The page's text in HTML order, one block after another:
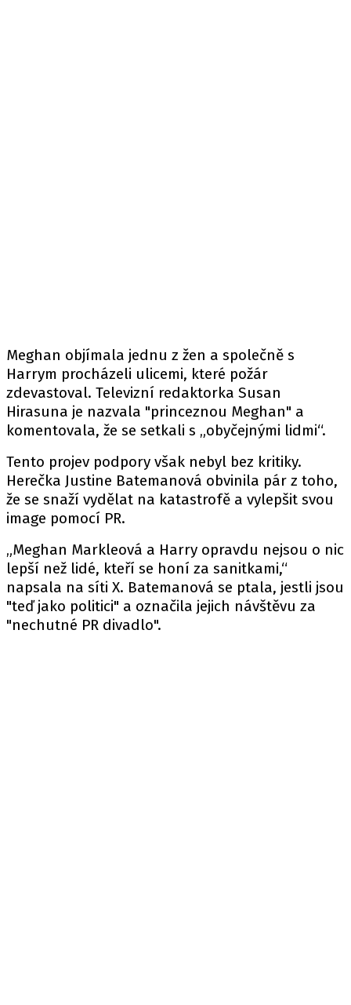
Meghan objímala jednu z žen a společně s
Harrym procházeli ulicemi, které požár
zdevastoval. Televizní redaktorka Susan
Hirasuna je nazvala "princeznou Meghan" a
komentovala, že se setkali s „obyčejnými lidmi“.
Tento projev podpory však nebyl bez kritiky.
Herečka Justine Batemanová obvinila pár z toho,
že se snaží vydělat na katastrofě a vylepšit svou
image pomocí PR.
„Meghan Markleová a Harry opravdu nejsou o nic
lepší než lidé, kteří se honí za sanitkami,“
napsala na síti X. Batemanová se ptala, jestli jsou
"teď jako politici" a označila jejich návštěvu za
"nechutné PR divadlo".